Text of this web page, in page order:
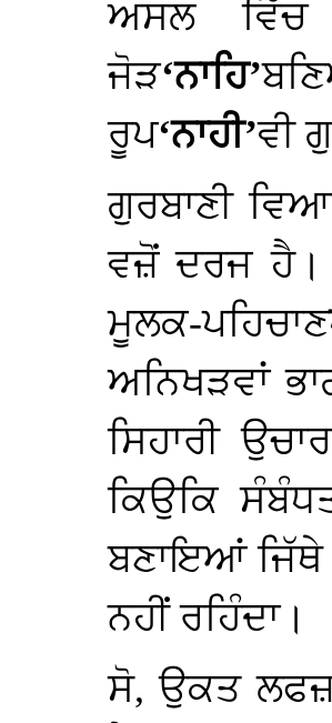
ਅਸਲ
ਜੋੜ‘ਨਾਹਿ’
ਰੂਪ‘ਨਾਹੀ’ਵੀ
ਗੁਰਬਾਣੀ
ਵਜ਼ੋਂ ਦਰਜ ਹੈ।
ਮੂਲਕ-ਪਹਿਚਾਣ
ਅਨਿਖੜਵਾਂ
ਸਿਹਾਰੀ
ਕਿਉਕਿ
ਬਣਾਇਆਂ ਜਿੱਥੇ
ਨਹੀਂ ਰਹਿੰਦਾ।
ਸੋ, ਉਕਤ